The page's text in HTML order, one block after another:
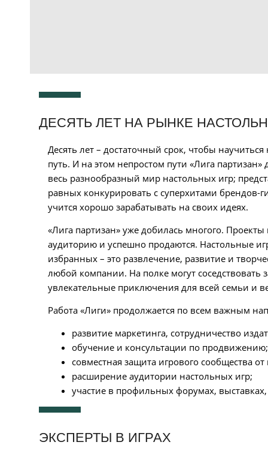
ДЕСЯТЬ ЛЕТ НА РЫНКЕ
Десять лет – достаточный срок, чтобы
путь. И на этом непростом пути «Лига
весь разнообразный мир настольных игр;
равных конкурировать с суперхитами брендов-
учится хорошо зарабатывать на своих идеях.
«Лига партизан» уже добилась многого.
аудиторию и успешно продаются. Настольные
избранных – это развлечение, развитие и
любой компании. На полке могут
увлекательные приключения для всей семьи и
Работа «Лиги» продолжается по всем важным
развитие маркетинга, сотрудничество
обучение и консультации по продвижению;
совместная защита игрового сообщества от
расширение аудитории настольных игр;
участие в профильных форумах, выставках,
ЭКСПЕРТЫ В ИГРАХ